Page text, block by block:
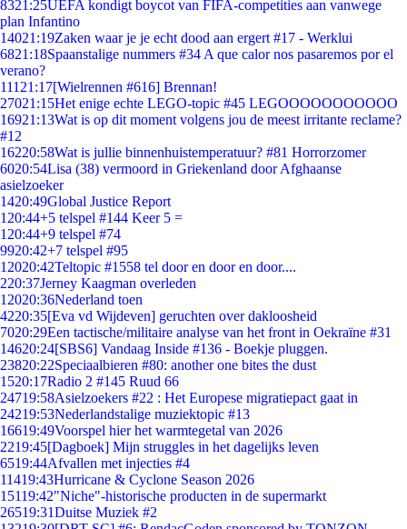
8321:25UEFA kondigt boycot van FIFA-competities aan vanwege
plan Infantino
14021:19Zaken waar je je echt dood aan ergert #17 - Werklui
6821:18Spaanstalige nummers #34 A que calor nos pasaremos por el
verano?
111 21:17[Wielrennen #616] Brennan!
27021:15Het enige echte LEGO-topic #45 LEGOOOOOOOOOOO
16921:13Wat is op dit moment volgens jou de meest irritante reclame?
#12
16220:58Wat is jullie binnenhuistemperatuur? #81 Horrorzomer
6020:54Lisa (38) vermoord in Griekenland door Afghaanse
asielzoeker
1420:49Global Justice Report
1 20:44+5 telspel #144 Keer 5 =
1 20:44+9 telspel #74
9920:42+7 telspel #95
12020:42Teltopic #1558 tel door en door en door....
220:37Jerney Kaagman overleden
12020:36Nederland toen
4220:35[Eva vd Wijdeven] geruchten over dakloosheid
7020:29Een tactische/militaire analyse van het front in Oekraïne #31
14620:24[SBS6] Vandaag Inside #136 - Boekje pluggen.
23820:22Speciaalbieren #80: another one bites the dust
1520:17Radio 2 #145 Ruud 66
24719:58Asielzoekers #22 : Het Europese migratiepact gaat in
24219:53Nederlandstalige muziektopic #13
16619:49Voorspel hier het warmtegetal van 2026
2219:45[Dagboek] Mijn struggles in het dagelijks leven
6519:44Afvallen met injecties #4
11419:43Hurricane & Cyclone Season 2026
15119:42"Niche"-historische producten in de supermarkt
26519:31Duitse Muziek #2